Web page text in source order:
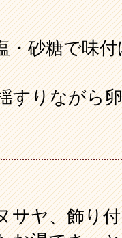
・砂糖で味
すりながら
サヤ、飾り